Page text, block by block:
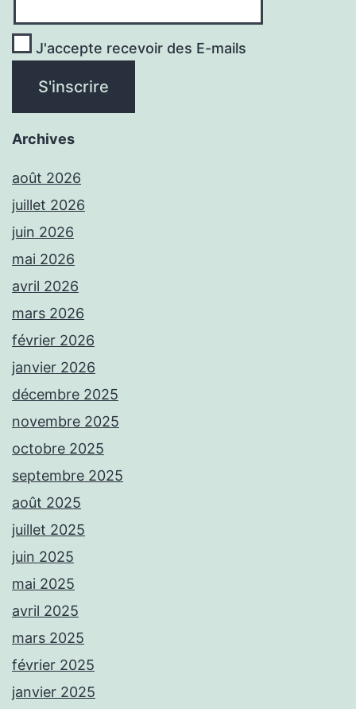
J'accepte recevoir des E-mails
Archives
août 2026
juillet 2026
juin 2026
mai 2026
avril 2026
mars 2026
février 2026
janvier 2026
décembre 2025
novembre 2025
octobre 2025
septembre 2025
août 2025
juillet 2025
juin 2025
mai 2025
avril 2025
mars 2025
février 2025
janvier 2025